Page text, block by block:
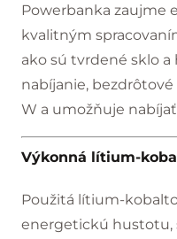
Powerbanka zaujme
kvalitným
ako sú tvrdené sklo
nabíjanie, bezdrôtové
W a umožňuje
Výkonná lítium-
Použitá lítium-
energetickú hustotu,